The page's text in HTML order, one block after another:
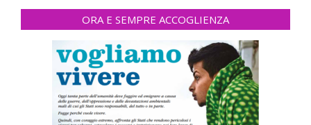
ORA E SEMPRE ACCOGLIENZA